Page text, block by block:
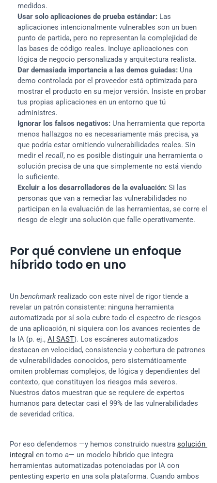
medidos.
Usar solo aplicaciones de prueba estándar: Las
aplicaciones intencionalmente vulnerables son un buen
punto de partida, pero no representan la complejidad de
las bases de código reales. Incluye aplicaciones con
lógica de negocio personalizada y arquitectura realista.
Dar demasiada importancia a las demos guiadas: Una
demo controlada por el proveedor está optimizada para
mostrar el producto en su mejor versión. Insiste en probar
tus propias aplicaciones en un entorno que tú
administres.
Ignorar los falsos negativos: Una herramienta que reporta
menos hallazgos no es necesariamente más precisa, ya
que podría estar omitiendo vulnerabilidades reales. Sin
medir el recall, no es posible distinguir una herramienta o
solución precisa de una que simplemente no está viendo
lo suficiente.
Excluir a los desarrolladores de la evaluación: Si las
personas que van a remediar las vulnerabilidades no
participan en la evaluación de las herramientas, se corre el
riesgo de elegir una solución que falle operativamente.
Por qué conviene un enfoque
híbrido todo en uno
Un benchmark realizado con este nivel de rigor tiende a
revelar un patrón consistente: ninguna herramienta
automatizada por sí sola cubre todo el espectro de riesgos
de una aplicación, ni siquiera con los avances recientes de
la IA (p. ej., AI SAST). Los escáneres automatizados
destacan en velocidad, consistencia y cobertura de patrones
de vulnerabilidades conocidos, pero sistemáticamente
omiten problemas complejos, de lógica y dependientes del
contexto, que constituyen los riesgos más severos.
Nuestros datos muestran que se requiere de expertos
humanos para detectar casi el 99% de las vulnerabilidades
de severidad crítica.
Por eso defendemos —y hemos construido nuestra solución
integral en torno a— un modelo híbrido que integra
herramientas automatizadas potenciadas por IA con
pentesting experto en una sola plataforma. Cuando ambos